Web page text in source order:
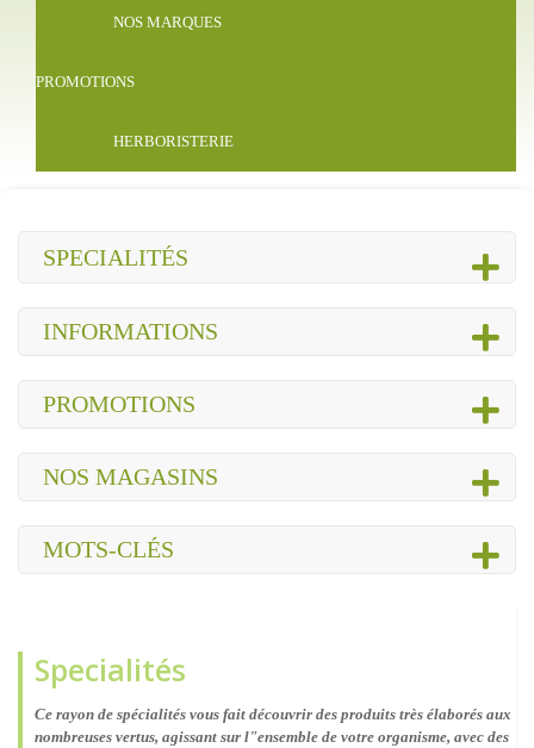
NOS MARQUES
PROMOTIONS
HERBORISTERIE
SPECIALITÉS
INFORMATIONS
PROMOTIONS
NOS MAGASINS
MOTS-CLÉS
Specialités
Ce rayon de spécialités vous fait découvrir des produits très élaborés aux
nombreuses vertus, agissant sur l"ensemble de votre organisme, avec des